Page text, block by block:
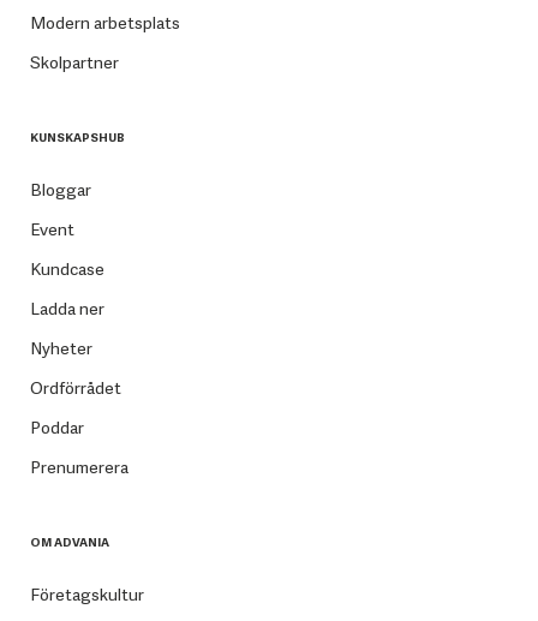
Modern arbetsplats
Skolpartner
KUNSKAPSHUB
Bloggar
Event
Kundcase
Ladda ner
Nyheter
Ordförrådet
Poddar
Prenumerera
OM ADVANIA
Företagskultur